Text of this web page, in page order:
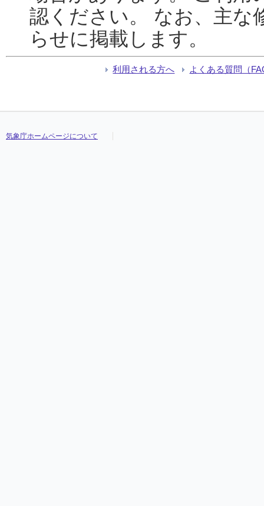
認ください。 なお、主な
らせに掲載します。
利用される方へ よくある質問（
気象庁ホームページについて